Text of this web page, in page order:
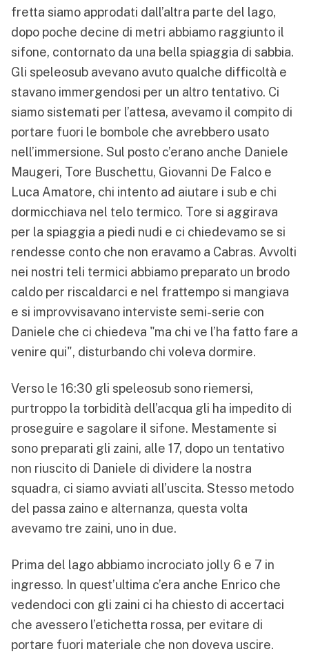
fretta siamo approdati dall’altra parte del lago,
dopo poche decine di metri abbiamo raggiunto il
sifone, contornato da una bella spiaggia di sabbia.
Gli speleosub avevano avuto qualche difficoltà e
stavano immergendosi per un altro tentativo. Ci
siamo sistemati per l’attesa, avevamo il compito di
portare fuori le bombole che avrebbero usato
nell’immersione. Sul posto c’erano anche Daniele
Maugeri, Tore Buschettu, Giovanni De Falco e
Luca Amatore, chi intento ad aiutare i sub e chi
dormicchiava nel telo termico. Tore si aggirava
per la spiaggia a piedi nudi e ci chiedevamo se si
rendesse conto che non eravamo a Cabras. Avvolti
nei nostri teli termici abbiamo preparato un brodo
caldo per riscaldarci e nel frattempo si mangiava
e si improvvisavano interviste semi-serie con
Daniele che ci chiedeva "ma chi ve l’ha fatto fare a
venire qui", disturbando chi voleva dormire.
Verso le 16:30 gli speleosub sono riemersi,
purtroppo la torbidità dell’acqua gli ha impedito di
proseguire e sagolare il sifone. Mestamente si
sono preparati gli zaini, alle 17, dopo un tentativo
non riuscito di Daniele di dividere la nostra
squadra, ci siamo avviati all’uscita. Stesso metodo
del passa zaino e alternanza, questa volta
avevamo tre zaini, uno in due.
Prima del lago abbiamo incrociato jolly 6 e 7 in
ingresso. In quest’ultima c’era anche Enrico che
vedendoci con gli zaini ci ha chiesto di accertaci
che avessero l’etichetta rossa, per evitare di
portare fuori materiale che non doveva uscire.